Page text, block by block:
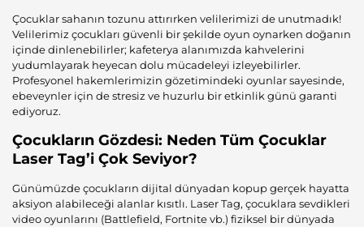
Çocuklar sahanın tozunu attırırken velilerimizi de unutmadık!
Velilerimiz çocukları güvenli bir şekilde oyun oynarken doğanın
içinde dinlenebilirler; kafeterya alanımızda kahvelerini
yudumlayarak heyecan dolu mücadeleyi izleyebilirler.
Profesyonel hakemlerimizin gözetimindeki oyunlar sayesinde,
ebeveynler için de stresiz ve huzurlu bir etkinlik günü garanti
ediyoruz.
Çocukların Gözdesi: Neden Tüm Çocuklar
Laser Tag’i Çok Seviyor?
Günümüzde çocukların dijital dünyadan kopup gerçek hayatta
aksiyon alabileceği alanlar kısıtlı. Laser Tag, çocuklara sevdikleri
video oyunlarını (Battlefield, Fortnite vb.) fiziksel bir dünyada